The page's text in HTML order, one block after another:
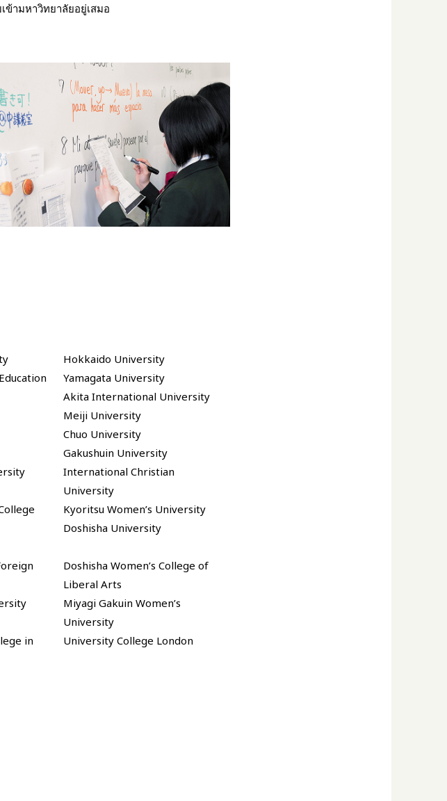
ข้ามหาวิทยาลัยอยู่เสมอ
Hokkaido University
Yamagata University
Akita International University
Meiji University
Chuo University
Gakushuin University
International Christian
University
Kyoritsu Women’s University
Doshisha University
Doshisha Women’s College of
Liberal Arts
Miyagi Gakuin Women’s
University
in
University College London